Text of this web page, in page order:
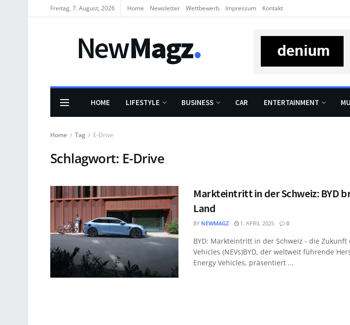
Freitag, 7. August, 2026 Home Newsletter Wettbewerb Impressum Kontakt
HOME LIFESTYLE BUSINESS CAR ENTERTAINMENT
Home Tag E-Drive
Schlagwort: E-Drive
Markteintritt in der Schweiz: BYD
Land
BY NEWMAGZ 1. APRIL 2025 0
BYD: Markteintritt in der Schweiz - die Zukunft
Vehicles (NEVs)BYD, der weltweit führende
Energy Vehicles, präsentiert ...